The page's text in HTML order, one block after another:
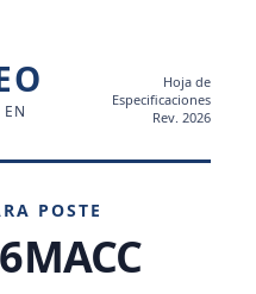
Hoja de
Especificaciones
Rev. 2026
POSTE